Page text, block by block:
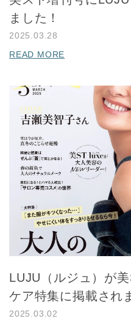
ました！
2025.03.28
READ MORE
LUJU（ルジュ）が
ケア特集に掲載され
2025.03.02